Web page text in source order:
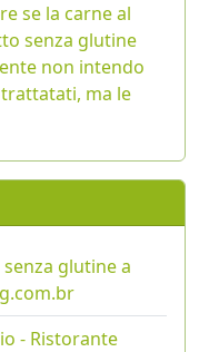
se la carne al
senza glutine
non intendo
ma le
glutine a
- Ristorante